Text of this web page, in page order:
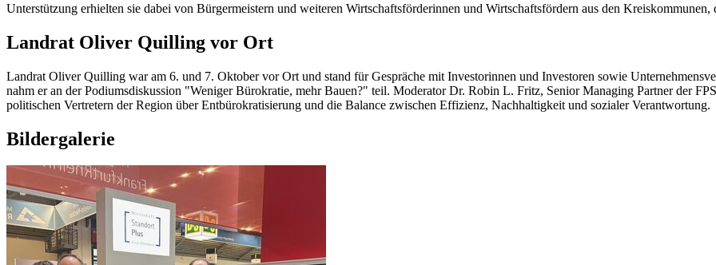
Unterstützung erhielten sie dabei von Bürgermeistern und weiteren Wirtschaftsförderinnen und Wirtschaftsfördern aus den
Landrat Oliver Quilling vor Ort
Landrat Oliver Quilling war am 6. und 7. Oktober vor Ort und stand für Gespräche mit Investorinnen und Investoren sowie
nahm er an der Podiumsdiskussion "Weniger Bürokratie, mehr Bauen?" teil. Moderator Dr. Robin L. Fritz, Senior Managing Partner der
politischen Vertretern der Region über Entbürokratisierung und die Balance zwischen Effizienz, Nachhaltigkeit und sozialer Verantwortung.
Bildergalerie